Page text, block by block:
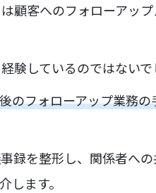
顧客へのフォローアッ
験しているのではないで
のフォローアップ業務
録を整形し、関係者へ
します。